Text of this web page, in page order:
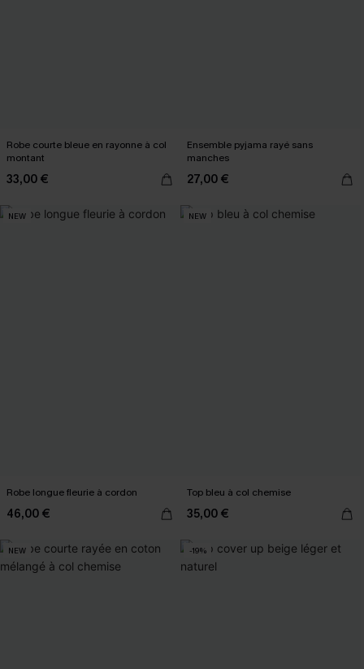
Robe courte bleue en rayonne à col
montant
33,00 €
Ensemble pyjama rayé sans
manches
27,00 €
NEW
Robe longue fleurie à cordon
46,00 €
NEW
Top bleu à col chemise
35,00 €
NEW -19%